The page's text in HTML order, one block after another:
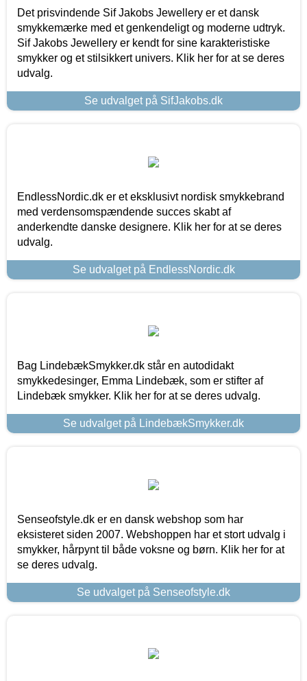
Det prisvindende Sif Jakobs Jewellery er et dansk
smykkemærke med et genkendeligt og moderne udtryk.
Sif Jakobs Jewellery er kendt for sine karakteristiske
smykker og et stilsikkert univers. Klik her for at se deres
udvalg.
Se udvalget på SifJakobs.dk
EndlessNordic.dk er et eksklusivt nordisk smykkebrand
med verdensomspændende succes skabt af
anderkendte danske designere. Klik her for at se deres
udvalg.
Se udvalget på EndlessNordic.dk
Bag LindebækSmykker.dk står en autodidakt
smykkedesinger, Emma Lindebæk, som er stifter af
Lindebæk smykker. Klik her for at se deres udvalg.
Se udvalget på LindebækSmykker.dk
Senseofstyle.dk er en dansk webshop som har
eksisteret siden 2007. Webshoppen har et stort udvalg i
smykker, hårpynt til både voksne og børn. Klik her for at
se deres udvalg.
Se udvalget på Senseofstyle.dk